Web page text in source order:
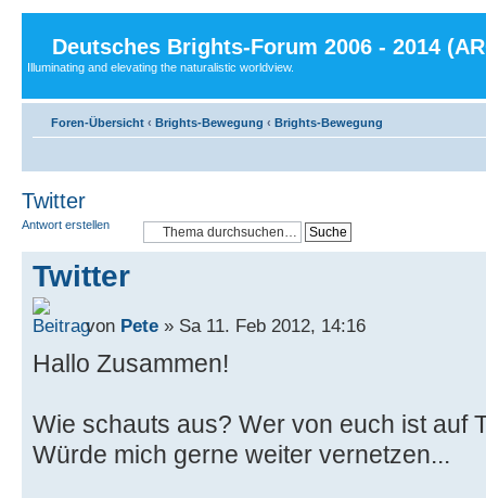
Deutsches Brights-Forum 2006 - 2014
Illuminating and elevating the naturalistic worldview.
Foren-Übersicht ‹ Brights-Bewegung ‹ Brights-Bewegung
Twitter
Antwort erstellen
Twitter
von Pete » Sa 11. Feb 2012, 14:16
Hallo Zusammen!
Wie schauts aus? Wer von euch ist auf
Würde mich gerne weiter vernetzen...